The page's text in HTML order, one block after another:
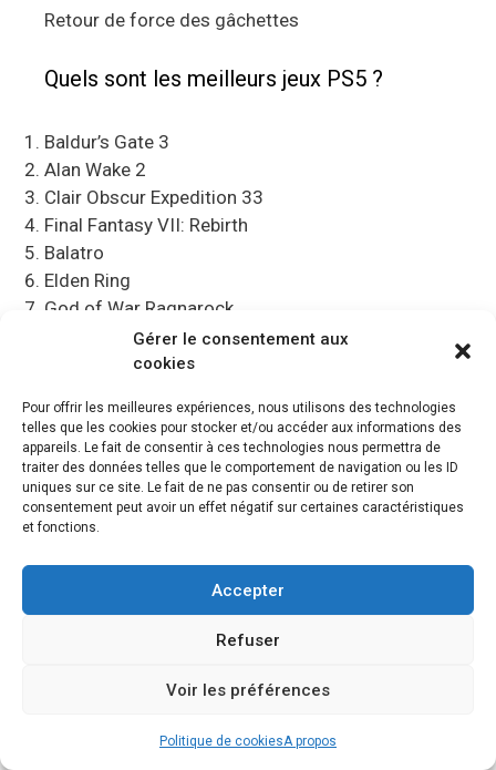
Gérer le consentement aux
cookies
Pour offrir les meilleures expériences, nous utilisons des technologies
telles que les cookies pour stocker et/ou accéder aux informations des
appareils. Le fait de consentir à ces technologies nous permettra de
traiter des données telles que le comportement de navigation ou les ID
uniques sur ce site. Le fait de ne pas consentir ou de retirer son
consentement peut avoir un effet négatif sur certaines caractéristiques
et fonctions.
Accepter
Refuser
Voir les préférences
Politique de cookiesA propos
Retour de force des gâchettes
Quels sont les meilleurs jeux PS5 ?
Baldur’s Gate 3
Alan Wake 2
Clair Obscur Expedition 33
Final Fantasy VII: Rebirth
Balatro
Elden Ring
God of War Ragnarock
Spider Man 2
Demon Souls
Recherche
Rechercher :
Les meilleurs jeux gratuits PS4
Free to Play sur le PSN. Découvrez ma sélection